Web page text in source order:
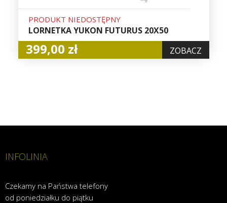
PRODUKT NIEDOSTĘPNY
LORNETKA YUKON FUTURUS 20X50
399,00 zł ZOBACZ
INFOLINIA
Czekamy na Państwa telefony
od poniedziałku do piątku